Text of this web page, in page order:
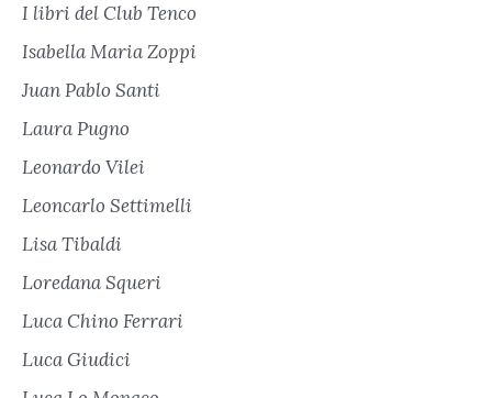
I libri del Club Tenco
Isabella Maria Zoppi
Juan Pablo Santi
Laura Pugno
Leonardo Vilei
Leoncarlo Settimelli
Lisa Tibaldi
Loredana Squeri
Luca Chino Ferrari
Luca Giudici